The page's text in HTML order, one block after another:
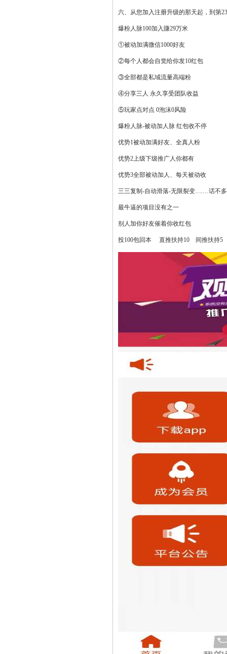
六、从您加入注册升级的那天起，到第
爆粉人脉100加入賺29万米
①被动加满微信1000好友
②每个人都会自觉给你发10红包
③全部都是私域流量高端粉
④分享三人 永久享受团队收益
⑤玩家点对点 0泡沫0风险
爆粉人脉-被动加人脉 红包收不停
优势1被动加满好友、全真人粉
优势2上级下级推广人你都有
优势3全部被动加人、每天被动收
三三复制-自动滑落-无限裂变….…话不
最牛逼的项目没有之一
别人加你好友催着你收红包
投100包回本 直推扶持10 间推扶持5